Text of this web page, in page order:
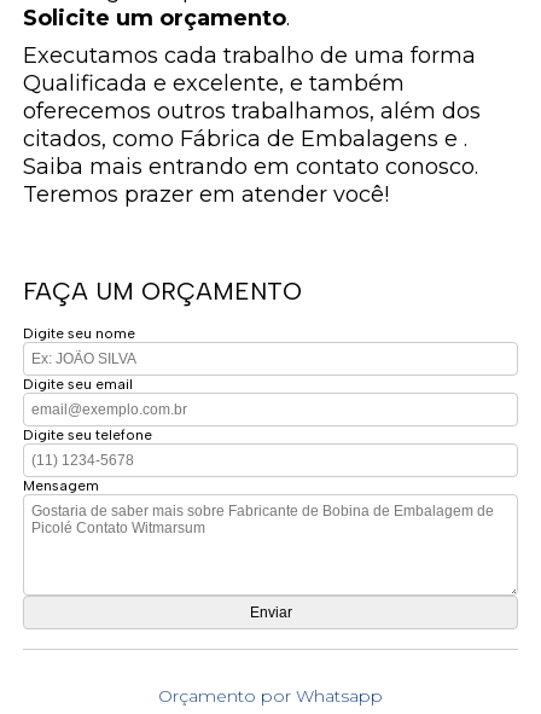
Solicite um orçamento.
Executamos cada trabalho de uma forma
Qualificada e excelente, e também
oferecemos outros trabalhamos, além dos
citados, como Fábrica de Embalagens e .
Saiba mais entrando em contato conosco.
Teremos prazer em atender você!
FAÇA UM ORÇAMENTO
Digite seu nome
Digite seu email
Digite seu telefone
Mensagem
Orçamento por Whatsapp